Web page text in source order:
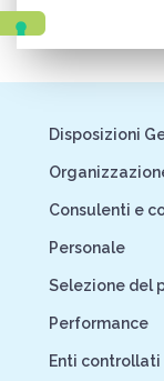
Disposizioni
Consulenti e
Personale
Selezione del
Performance
Enti controllati